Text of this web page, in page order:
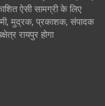
ऐसी सामग्री के लिए
मुद्रक, प्रकाशक, संपादक
रायपुर होगा